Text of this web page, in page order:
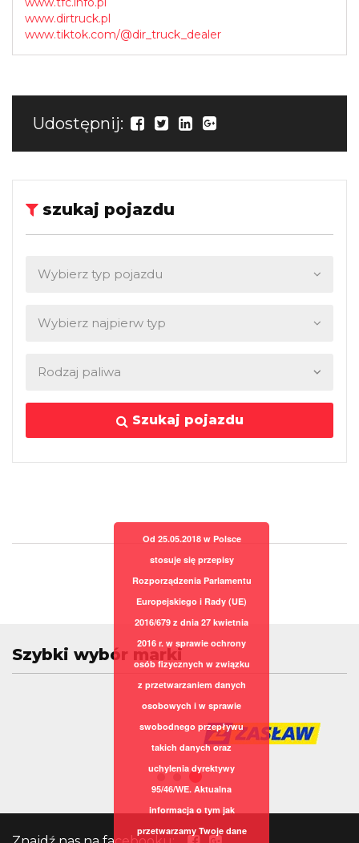
www.dirtruck.pl
www.tiktok.com/@dir_truck_dealer
Udostępnij:
szukaj pojazdu
Szukaj pojazdu
Szybki wybór marki
Od 25.05.2018 w Polsce
stosuje się przepisy
Rozporządzenia Parlamentu
Europejskiego i Rady (UE)
2016/679 z dnia 27 kwietnia
2016 r. w sprawie ochrony
osób fizycznych w związku
z przetwarzaniem danych
osobowych i w sprawie
swobodnego przepływu
takich danych oraz
uchylenia dyrektywy
95/46/WE. Aktualna
informacja o tym jak
przetwarzamy Twoje dane